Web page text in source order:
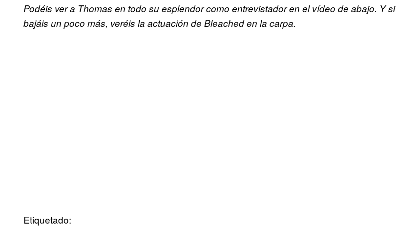
Podéis ver a Thomas en todo su esplendor como entrevistador en el vídeo de abajo. Y si
bajáis un poco más, veréis la actuación de Bleached en la carpa.
Etiquetado: